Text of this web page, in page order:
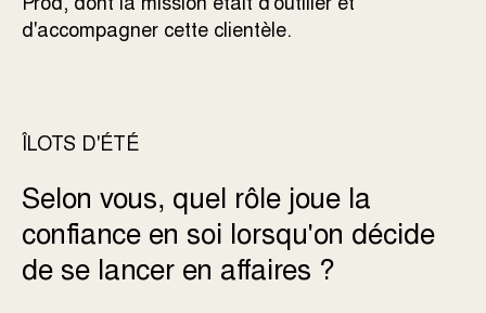
d'accompagner cette clientèle.
ÎLOTS D'ÉTÉ
Selon vous, quel rôle joue la
confiance en soi lorsqu'on décide
de se lancer en affaires ?